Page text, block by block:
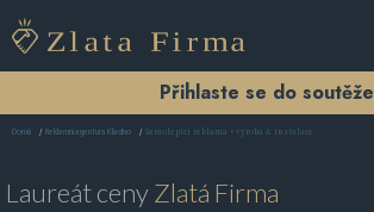
Přihlaste se do soutěže
Domů Reklamní agentura Kladno Samolepící reklama • výroba & instalace
Laureát cenyZlatá Firma